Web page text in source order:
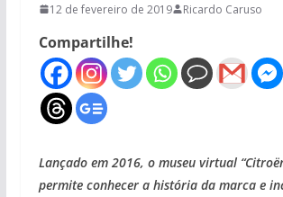
12 de fevereiro de 2019 Ricardo Caruso
Compartilhe!
Lançado em 2016, o museu virtual
permite conhecer a história da marca e